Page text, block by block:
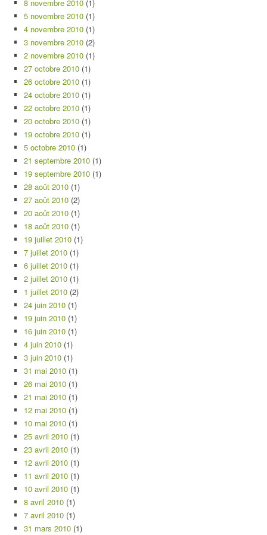
8 novembre 2010 (1)
5 novembre 2010 (1)
4 novembre 2010 (1)
3 novembre 2010 (2)
2 novembre 2010 (1)
27 octobre 2010 (1)
26 octobre 2010 (1)
24 octobre 2010 (1)
22 octobre 2010 (1)
20 octobre 2010 (1)
19 octobre 2010 (1)
5 octobre 2010 (1)
21 septembre 2010 (1)
19 septembre 2010 (1)
28 août 2010 (1)
27 août 2010 (2)
20 août 2010 (1)
18 août 2010 (1)
19 juillet 2010 (1)
7 juillet 2010 (1)
6 juillet 2010 (1)
2 juillet 2010 (1)
1 juillet 2010 (2)
24 juin 2010 (1)
19 juin 2010 (1)
16 juin 2010 (1)
4 juin 2010 (1)
3 juin 2010 (1)
31 mai 2010 (1)
26 mai 2010 (1)
21 mai 2010 (1)
12 mai 2010 (1)
10 mai 2010 (1)
25 avril 2010 (1)
23 avril 2010 (1)
12 avril 2010 (1)
11 avril 2010 (1)
10 avril 2010 (1)
8 avril 2010 (1)
7 avril 2010 (1)
31 mars 2010 (1)